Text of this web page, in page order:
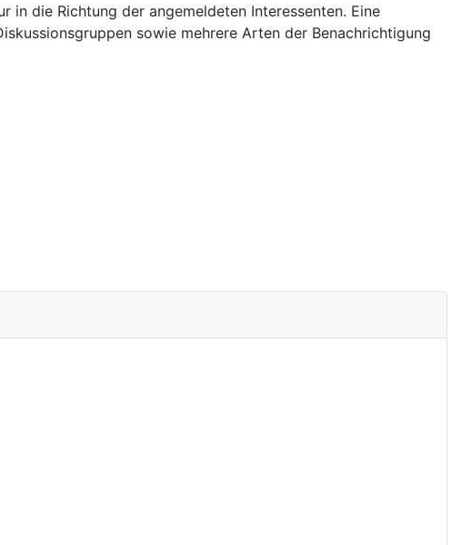
in die Richtung der angemeldeten Interessenten. Eine
sowie mehrere Arten der Benachrichtigung